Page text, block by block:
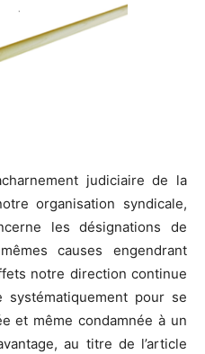
judiciaire de la
organisation syndicale,
les désignations de
causes engendrant
notre direction continue
pour se
et même condamnée à un
au titre de l’article